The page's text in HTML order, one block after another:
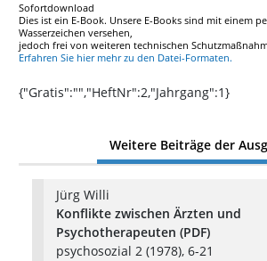
Sofortdownload
Dies ist ein E-Book. Unsere E-Books sind mit einem
Wasserzeichen versehen,
jedoch frei von weiteren technischen
Erfahren Sie hier mehr zu den Datei-Formaten.
{"Gratis":"","HeftNr":2,"Jahrgang":1}
Weitere Beiträge der
Jürg Willi
Konflikte zwischen Ärzten und
Psychotherapeuten (PDF)
psychosozial 2 (1978), 6-21